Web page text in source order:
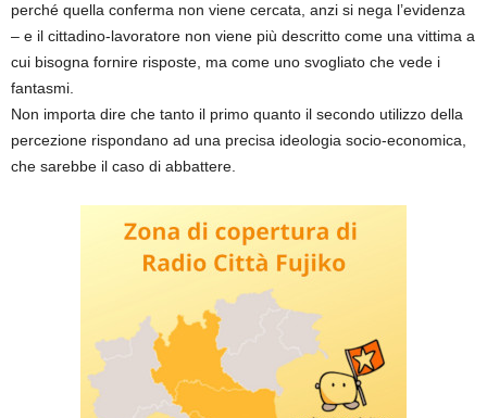
perché quella conferma non viene cercata, anzi si nega l’evidenza
– e il cittadino-lavoratore non viene più descritto come una vittima a
cui bisogna fornire risposte, ma come uno svogliato che vede i
fantasmi.
Non importa dire che tanto il primo quanto il secondo utilizzo della
percezione rispondano ad una precisa ideologia socio-economica,
che sarebbe il caso di abbattere.